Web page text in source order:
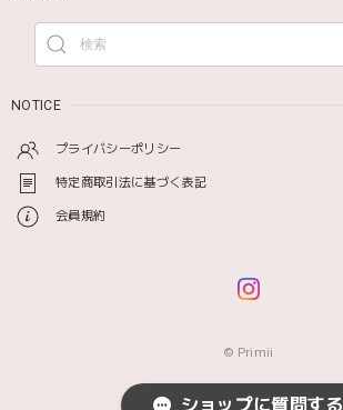
NOTICE
プライバシーポリシー
特定商取引法に基づく表記
会員規約
© Primii
ショップに質問する